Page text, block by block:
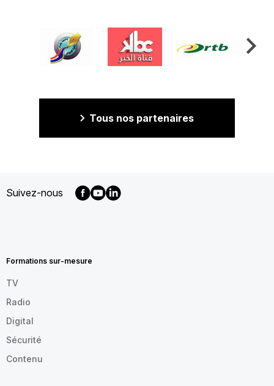
Tous nos partenaires
Suivez-nous
FR
Formations sur-mesure
TV
Radio
Digital
Sécurité
Contenu